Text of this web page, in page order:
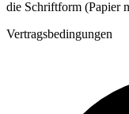
die Schriftform (Papier
Vertragsbedingungen